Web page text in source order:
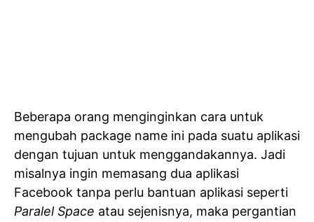
Beberapa orang menginginkan cara untuk
mengubah package name ini pada suatu aplikasi
dengan tujuan untuk menggandakannya. Jadi
misalnya ingin memasang dua aplikasi
Facebook tanpa perlu bantuan aplikasi seperti
Paralel Space atau sejenisnya, maka pergantian